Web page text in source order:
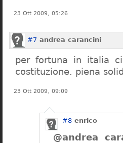
23 Ott 2009, 05:26
#7 andrea carancini
per fortuna in italia
costituzione. piena
23 Ott 2009, 09:09
#8 enrico
@andrea